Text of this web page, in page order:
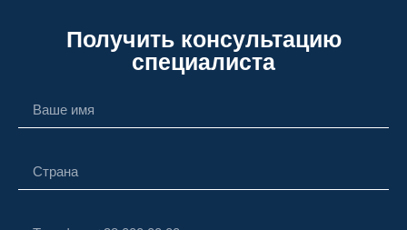
Получить консультацию
специалиста